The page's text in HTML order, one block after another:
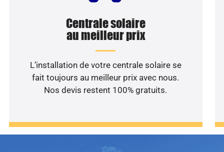
Centrale solaire
au meilleur prix
L’installation de votre centrale solaire se
fait toujours au meilleur prix avec nous.
Nos devis restent 100% gratuits.